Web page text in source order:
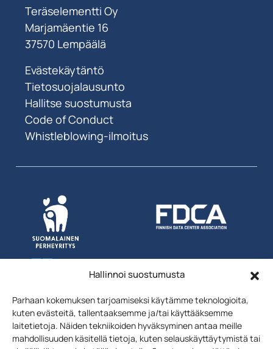
Hallinnoi suostumusta
Parhaan kokemuksen tarjoamiseksi käytämme teknologioita,
kuten evästeitä, tallentaaksemme ja/tai käyttääksemme
laitetietoja. Näiden tekniikoiden hyväksyminen antaa meille
mahdollisuuden käsitellä tietoja, kuten selauskäyttäytymistä tai
Teräselementti Oy
Marjamäentie 16
37570 Lempäälä
Evästekäytäntö
Tietosuojalausunto
Hallitse suostumusta
Code of Conduct
Whistleblowing-ilmoitus